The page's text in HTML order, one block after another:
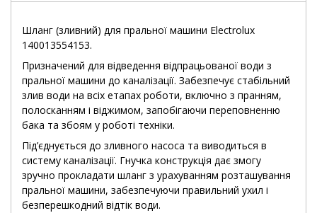
Шланг (зливний) для пральної машини Electrolux
140013554153.
Призначений для відведення відпрацьованої води з
пральної машини до каналізації. Забезпечує стабільний
злив води на всіх етапах роботи, включно з пранням,
полосканням і віджимом, запобігаючи переповненню
бака та збоям у роботі техніки.
Під’єднується до зливного насоса та виводиться в
систему каналізації. Гнучка конструкція дає змогу
зручно прокладати шланг з урахуванням розташування
пральної машини, забезпечуючи правильний ухил і
безперешкодний відтік води.